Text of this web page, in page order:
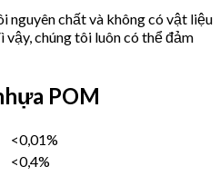
nguyên chất và không có vật liệu
chúng tôi luôn có thể đảm
POM
<0,01%
<0,4%